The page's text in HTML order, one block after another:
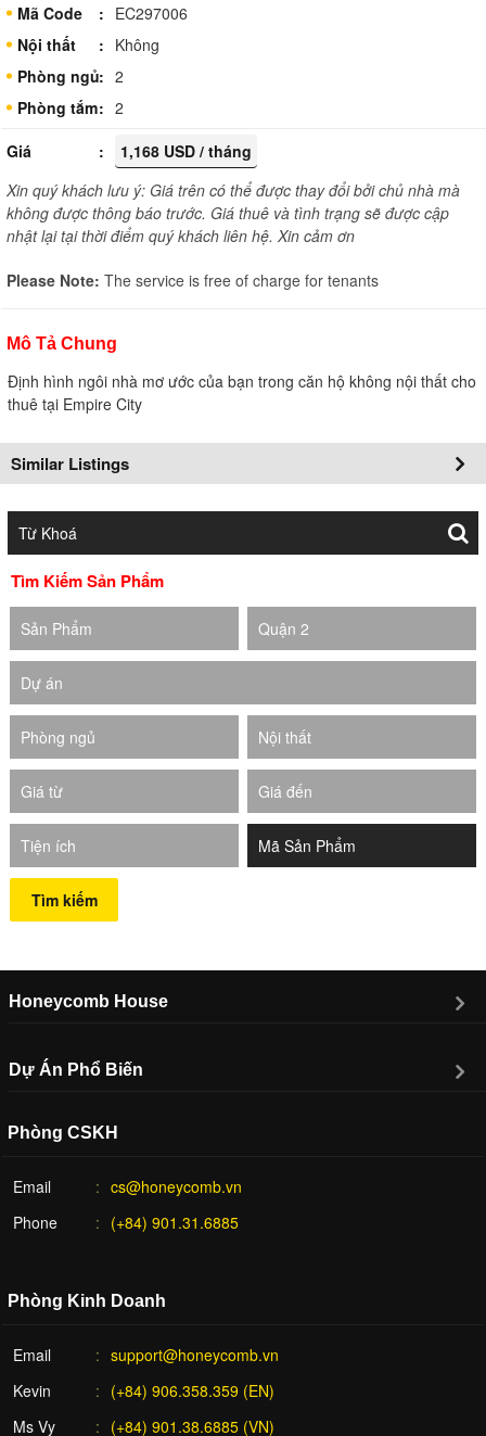
Mã Code
EC297006
Nội thất
Không
Phòng ngủ
2
Phòng tắm
2
Giá
1,168 USD / tháng
Xin quý khách lưu ý: Giá trên có thể được thay đổi bởi chủ nhà mà
không được thông báo trước. Giá thuê và tình trạng sẽ được cập
nhật lại tại thời điểm quý khách liên hệ. Xin cảm ơn
Please Note: The service is free of charge for tenants
Mô Tả Chung
Định hình ngôi nhà mơ ước của bạn trong căn hộ không nội thất cho
thuê tại Empire City
Similar Listings
Tìm Kiếm Sản Phẩm
Sản Phẩm Quận 2
Dự án
Phòng ngủ Nội thất
Giá từ Giá đến
Tiện ích
Tìm kiếm
Honeycomb House
Dự Án Phổ Biến
Phòng CSKH
Email
cs@honeycomb.vn
Phone
(+84) 901.31.6885
Phòng Kinh Doanh
Email
support@honeycomb.vn
Kevin
(+84) 906.358.359 (EN)
Ms Vy
(+84) 901.38.6885 (VN)